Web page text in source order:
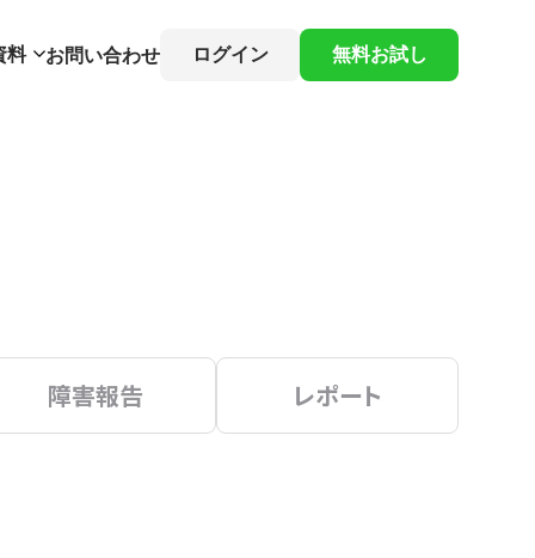
料 お問い合わせ ログイン 無料お試し
障害報告 レポート